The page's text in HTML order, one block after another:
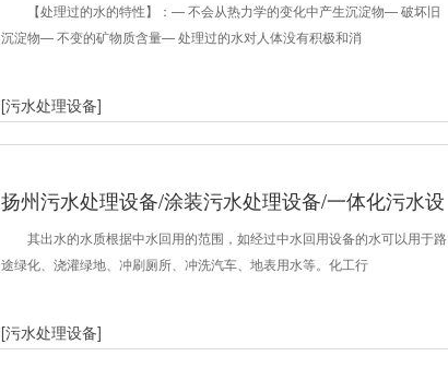
【处理过的水的特性】：— 不会从热力学的变化中产生沉淀物— 破坏旧
沉淀物— 不变的矿物质含量— 处理过的水对人体没有积极和消
[污水处理设备]
扬州污水处理设备/涂装污水处理设备/一体化污水设
其出水的水质根据中水回用的范围，如经过中水回用设备的水可以用于路
途绿化、浇灌绿地、冲刷厕所、冲洗汽车、地表用水等。化工行
[污水处理设备]